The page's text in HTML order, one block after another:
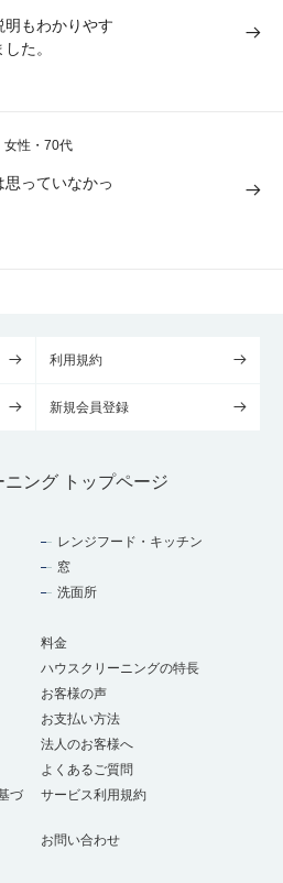
もわかりやす
た。
女性・70代
っていなかっ
利用規約
新規会員登録
ング トップページ
レンジフード・キッチン
窓
洗面所
料金
ハウスクリーニングの特長
お客様の声
お支払い方法
法人のお客様へ
よくあるご質問
づ
サービス利用規約
お問い合わせ